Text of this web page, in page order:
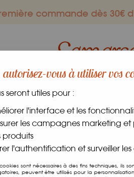
commande dès 30€
GOURMANDS DANS LE
Nouilles de Blé Noir
vous à utiliser vos
seront utiles pour :
l'interface et les
les campagnes marketing et
produits
l'authentification et surveiller
sont nécessaires à des fins techniques, ils
peuvent être utilisés pour la